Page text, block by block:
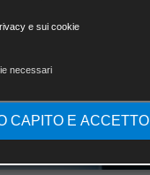
e sui cookie
necessari
CAPITO E ACCETTO